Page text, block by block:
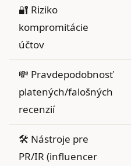
🔐 Riziko
kompromitácie
účtov
💸 Pravdepodobnosť
platených/falošných
recenzií
🛠️ Nástroje pre
PR/IR (influencer